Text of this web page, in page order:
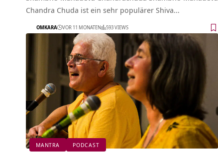
Chandra Chuda ist ein sehr populärer Shiva…
OMKARA VOR 11 MONATEN 593 VIEWS
MANTRA PODCAST